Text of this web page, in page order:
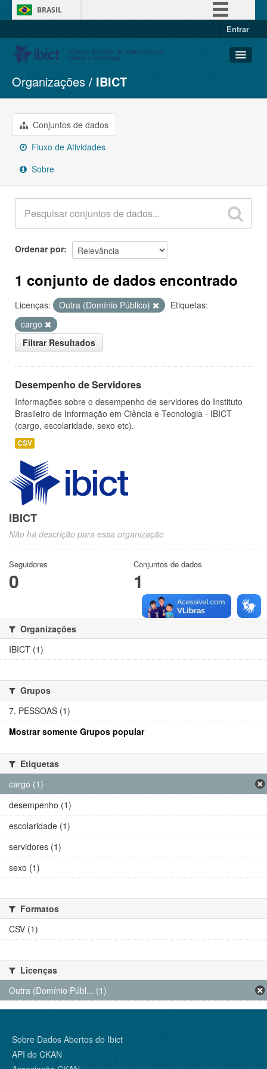
BRASIL
Entrar
Conjuntos de dados
Organizações
Grupos
Sobre
Organizações IBICT
Conjuntos de dados
Fluxo de Atividades
Sobre
Ordenar por
1 conjunto de dados encontrado
Licenças: Outra (Domínio Público)
Etiquetas:
cargo
Filtrar Resultados
Desempenho de Servidores
Informações sobre o desempenho de servidores do Instituto
Brasileiro de Informação em Ciência e Tecnologia - IBICT
(cargo, escolaridade, sexo etc).
CSV
IBICT
Não há descrição para essa organização
Seguidores
0
Conjuntos de dados
1
Organizações
IBICT (1)
Grupos
7. PESSOAS (1)
Mostrar somente Grupos popular
Etiquetas
cargo (1)
desempenho (1)
escolaridade (1)
servidores (1)
sexo (1)
Formatos
CSV (1)
Licenças
Outra (Domínio Públ... (1)
Sobre Dados Abertos do Ibict
API do CKAN